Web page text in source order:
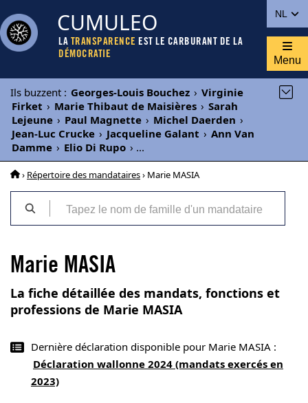
NL
CUMULEO
LA TRANSPARENCE EST LE CARBURANT DE LA
DÉMOCRATIE
Menu
Ils buzzent : Georges-Louis Bouchez › Virginie
Firket › Marie Thibaut de Maisières › Sarah
Lejeune › Paul Magnette › Michel Daerden ›
Jean-Luc Crucke › Jacqueline Galant › Ann Van
Damme › Elio Di Rupo › ...
› Répertoire des mandataires› Marie MASIA
Marie MASIA
La fiche détaillée des mandats, fonctions et
professions de Marie MASIA
Dernière déclaration disponible pour Marie MASIA :
Déclaration wallonne 2024 (mandats exercés en
2023)